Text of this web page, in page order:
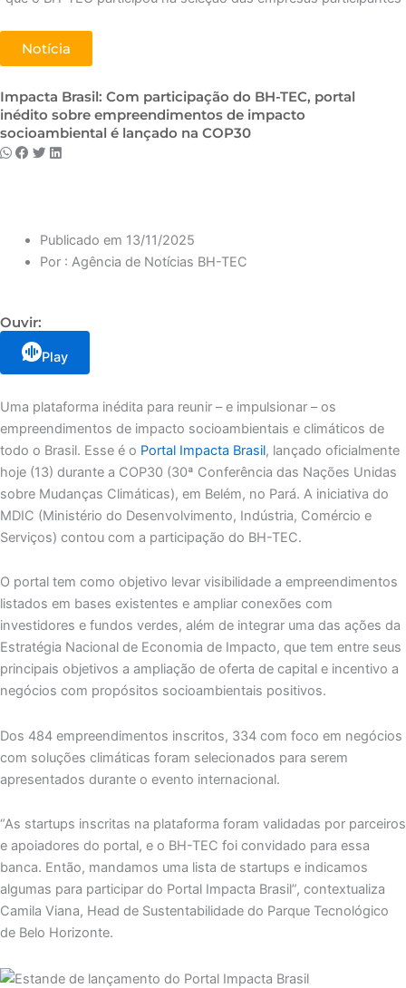
Notícia
Impacta Brasil: Com participação do BH-TEC, portal
inédito sobre empreendimentos de impacto
socioambiental é lançado na COP30
Publicado em 13/11/2025
Por : Agência de Notícias BH-TEC
Ouvir:
Play
Uma plataforma inédita para reunir – e impulsionar – os
empreendimentos de impacto socioambientais e climáticos de
todo o Brasil. Esse é o Portal Impacta Brasil, lançado oficialmente
hoje (13) durante a COP30 (30ª Conferência das Nações Unidas
sobre Mudanças Climáticas), em Belém, no Pará. A iniciativa do
MDIC (Ministério do Desenvolvimento, Indústria, Comércio e
Serviços) contou com a participação do BH-TEC.
O portal tem como objetivo levar visibilidade a empreendimentos
listados em bases existentes e ampliar conexões com
investidores e fundos verdes, além de integrar uma das ações da
Estratégia Nacional de Economia de Impacto, que tem entre seus
principais objetivos a ampliação de oferta de capital e incentivo a
negócios com propósitos socioambientais positivos.
Dos 484 empreendimentos inscritos, 334 com foco em negócios
com soluções climáticas foram selecionados para serem
apresentados durante o evento internacional.
“As startups inscritas na plataforma foram validadas por parceiros
e apoiadores do portal, e o BH-TEC foi convidado para essa
banca. Então, mandamos uma lista de startups e indicamos
algumas para participar do Portal Impacta Brasil”, contextualiza
Camila Viana, Head de Sustentabilidade do Parque Tecnológico
de Belo Horizonte.